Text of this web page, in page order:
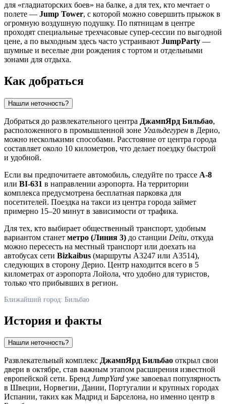
для «гладиаторских боев» на балке, а для тех, кто мечтает о
полете — Jump Tower, с которой можно совершить прыжок в
огромную воздушную подушку. По пятницам в центре
проходят специальные трехчасовые супер-сессии по выгодной
цене, а по выходным здесь часто устраивают JumpParty —
шумные и веселые дни рождения с тортом и отдельными
зонами для отдыха.
Как добраться
Нашли неточность?
Добраться до развлекательного центра ДжампЯрд Бильбао,
расположенного в промышленной зоне Угальдегурен в Дерио,
можно несколькими способами. Расстояние от центра города
составляет около 10 километров, что делает поездку быстрой
и удобной.
Если вы предпочитаете автомобиль, следуйте по трассе A-8
или BI-631 в направлении аэропорта. На территории
комплекса предусмотрена бесплатная парковка для
посетителей. Поездка на такси из центра города займет
примерно 15–20 минут в зависимости от трафика.
Для тех, кто выбирает общественный транспорт, удобным
вариантом станет метро (Линия 3) до станции Deitu, откуда
можно пересесть на местный транспорт или доехать на
автобусах сети Bizkaibus (маршруты A3247 или A3514),
следующих в сторону Дерио. Центр находится всего в 5
километрах от аэропорта Лойола, что удобно для туристов,
только что прибывших в регион.
Ближайший город: Бильбао
История и факты
Нашли неточность?
Развлекательный комплекс ДжампЯрд Бильбао открыл свои
двери в октябре, став важным этапом расширения известной
европейской сети. Бренд JumpYard уже завоевал популярность
в Швеции, Норвегии, Дании, Португалии и крупных городах
Испании, таких как Мадрид и Барселона, но именно центр в